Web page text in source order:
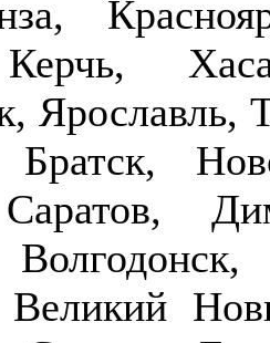
Ярославль,
Братск,
Великий